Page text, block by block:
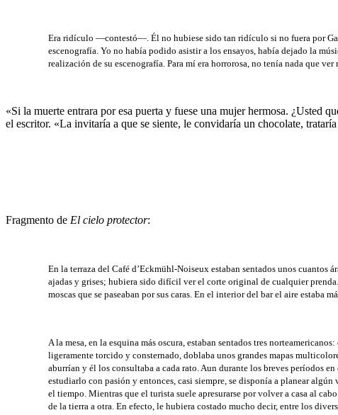
Era ridículo —contestó—. Él no hubiese sido tan ridículo si no fuera por
escenografía. Yo no había podido asistir a los ensayos, había dejado la
realización de su escenografía. Para mí era horrorosa, no tenía nada que
«Si la muerte entrara por esa puerta y fuese una mujer hermosa. ¿Usted
el escritor. «La invitaría a que se siente, le convidaría un chocolate,
Fragmento de El cielo protector:
En la terraza del Café d’Eckmühl-Noiseux estaban sentados unos
ajadas y grises; hubiera sido difícil ver el corte original de cualquier
moscas que se paseaban por sus caras. En el interior del bar el aire estaba
A la mesa, en la esquina más oscura, estaban sentados tres
ligeramente torcido y consternado, doblaba unos grandes mapas
aburrían y él los consultaba a cada rato. Aun durante los breves períodos
estudiarlo con pasión y entonces, casi siempre, se disponía a planear
el tiempo. Mientras que el turista suele apresurarse por volver a casa al
de la tierra a otra. En efecto, le hubiera costado mucho decir, entre los